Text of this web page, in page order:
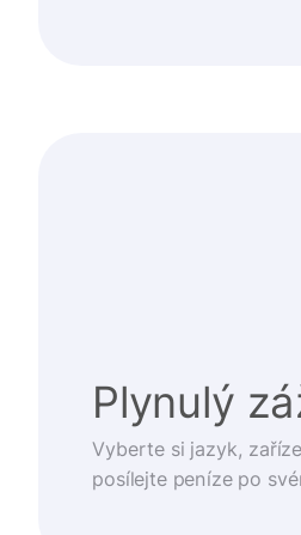
Plynulý
Vyberte si jazyk,
posílejte peníze po